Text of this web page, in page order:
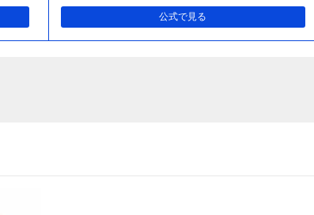
公式で見る